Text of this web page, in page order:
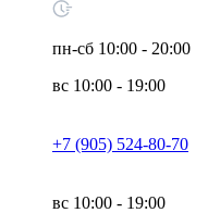
пн-сб 10:00 - 20:00
вс 10:00 - 19:00
+7 (905) 524-80-70
вс 10:00 - 19:00